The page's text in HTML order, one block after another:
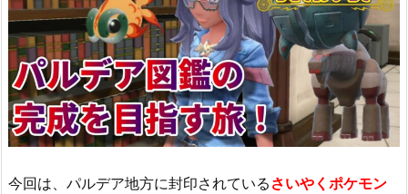
今回は、パルデア地方に封印されている さいやくポケモン